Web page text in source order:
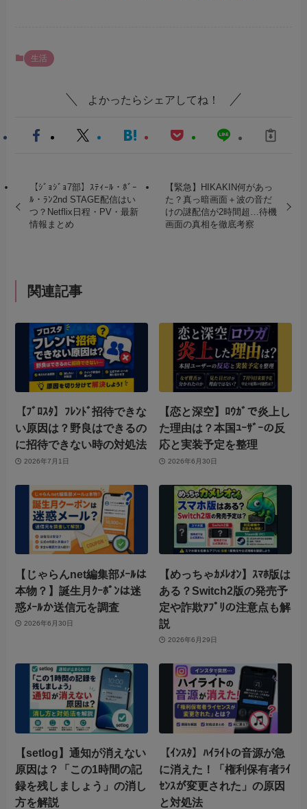
生活
よかったらシェアしてね！
【ｼﾞｮｼﾞｮ7部】ｽﾃｨｰﾙ・ﾎﾞｰ
ﾙ・ﾗﾝ2nd STAGE配信はい
つ？Netflix日程・PV・最新
情報まとめ
【緊急】HIKAKIN何があっ
た？真っ暗画面＋波の音だ
けの謎配信が2時間超…待機
画面の真相を徹底考察
関連記事
【ﾌﾞﾛｽﾀ】ﾌﾚﾝﾄﾞ招待できな
い原因は？野良はできるの
に招待できない時の対処法
2026年7月1日
【恋と深空】ﾛｳｶﾞで炎上し
た理由は？本国ﾕｰｻﾞｰの反
応と実装予定を整理
2026年6月30日
【じゃらんnet編集部ﾒｰﾙは
本物？】誕生月ｸｰﾎﾟﾝは迷
惑ﾒｰﾙか送信元を調査
2026年6月30日
【めっちゃｶﾒﾚｵﾝ】ｽﾏﾎ版は
ある？Switch2版の発売予
定や詐欺ｱﾌﾟﾘの注意点も解
説
2026年6月29日
【setlog】通知が消えない
原因は？「この1時間の記
録を残しましょう」の消し
方を解説
【ｲﾝｽﾀ】ﾊｲﾗｲﾄの音源が急
に消えた！「権利保有者ﾗｲ
ｾﾝｽが変更された」の原因
と対処法